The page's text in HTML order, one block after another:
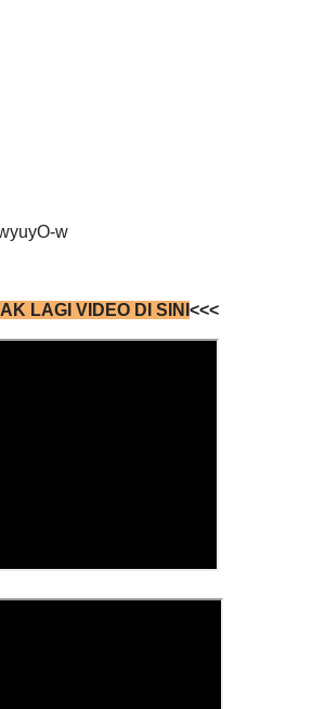
w
LAGI VIDEO DI SINI <<<